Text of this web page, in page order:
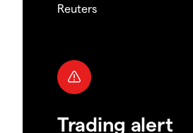
Reuters
Trading alert